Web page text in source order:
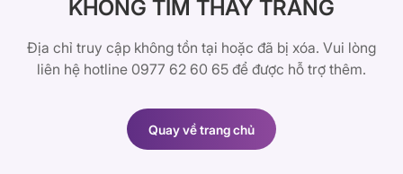
KHÔNG TÌM THẤY TRANG
Địa chỉ truy cập không tồn tại hoặc đã bị xóa. Vui lòng
liên hệ hotline 0977 62 60 65 để được hỗ trợ thêm.
Quay về trang chủ
Quay về trang chủ